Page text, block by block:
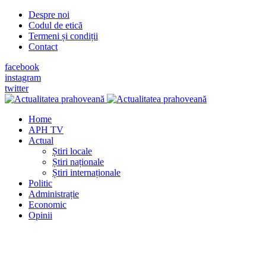
Despre noi
Codul de etică
Termeni și condiții
Contact
facebook
instagram
twitter
Home
APH TV
Actual
Știri locale
Știri naționale
Știri internaționale
Politic
Administrație
Economic
Opinii